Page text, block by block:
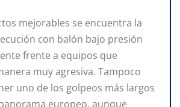
mejorables se encuentra la
con balón bajo presión
frente a equipos que
muy agresiva. Tampoco
uno de los golpeos más largos
europeo, aunque